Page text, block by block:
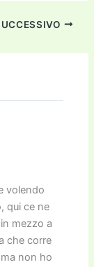
k
e
dI
n
di
vi
volendo
qui ce ne
mezzo a
che corre
non ho